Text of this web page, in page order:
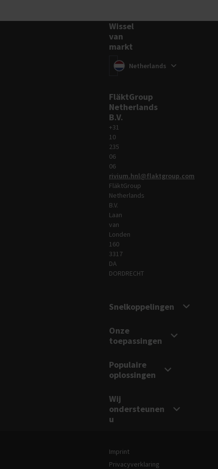
Wissel
van
markt
Wissel van markt
(Netherlands
FläktGroup
Netherlands
B.V.
+31
10
235
06
06
rivium.hnl@flaktgroup.com
FläktGroup
Netherlands
B.V.
Laan
van
Londen
160
3317
DA
DORDRECHT
Snelkoppelingen
Onze
toepassingen
Populaire
oplossingen
Wij
ondersteunen
u
Juridische en site-informatie
Imprint
Privacyverklaring